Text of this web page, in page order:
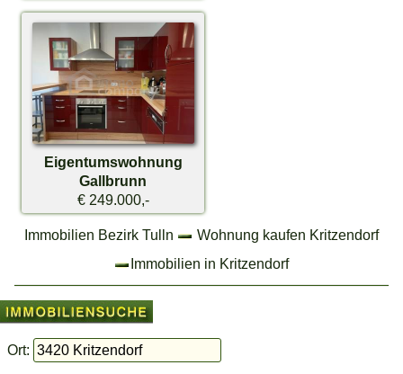
Eigentumswohnung
Gallbrunn
€ 249.000,-
Immobilien Bezirk Tulln
Wohnung kaufen Kritzendorf
Immobilien in Kritzendorf
Ort: